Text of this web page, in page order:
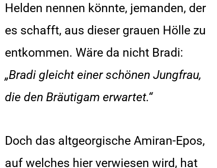
Helden nennen könnte, jemanden, der
es schafft, aus dieser grauen Hölle zu
entkommen. Wäre da nicht Bradi:
„Bradi gleicht einer schönen Jungfrau,
die den Bräutigam erwartet.“
Doch das altgeorgische Amiran-Epos,
auf welches hier verwiesen wird, hat